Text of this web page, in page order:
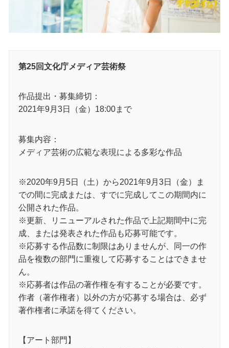
第25回文化庁メディア芸術祭
作品提出・募集締切：
2021年9月3日（金）18:00まで
募集内容：
メディア芸術の広範な表現による多彩な作品
※2020年9月5日（土）から2021年9月3日（金）ま
での間に完成または、すでに完成してこの期間内に
公開された作品。
※更新、リニューアルされた作品で上記期間中に完
成、または発表された作品も応募可能です。
※応募する作品数に制限はありませんが、同一の作
品を複数の部門に重複して応募することはできませ
ん。
※応募者は作品の著作権を有することが必要です。
作者（著作権者）以外の方が応募する場合は、必ず
著作権者に承諾を得てください。
【アート部門】